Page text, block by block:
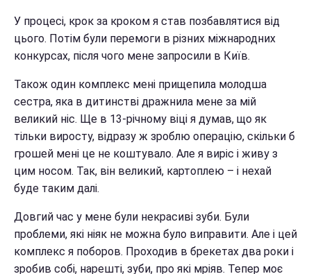
У процесі, крок за кроком я став позбавлятися від
цього. Потім були перемоги в різних міжнародних
конкурсах, після чого мене запросили в Київ.
Також один комплекс мені прищепила молодша
сестра, яка в дитинстві дражнила мене за мій
великий ніс. Ще в 13-річному віці я думав, що як
тільки виросту, відразу ж зроблю операцію, скільки б
грошей мені це не коштувало. Але я виріс і живу з
цим носом. Так, він великий, картоплею – і нехай
буде таким далі.
Довгий час у мене були некрасиві зуби. Були
проблеми, які ніяк не можна було виправити. Але і цей
комплекс я поборов. Проходив в брекетах два роки і
зробив собі, нарешті, зуби, про які мріяв. Тепер моє